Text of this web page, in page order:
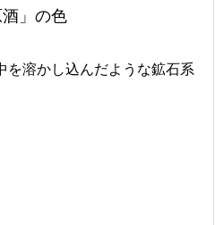
」の色
を溶かし込んだような鉱石系